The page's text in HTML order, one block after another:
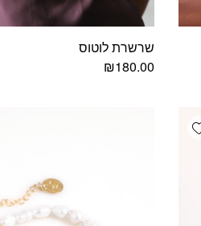
שרשרת לוטוס
₪180.00
Add wishlist